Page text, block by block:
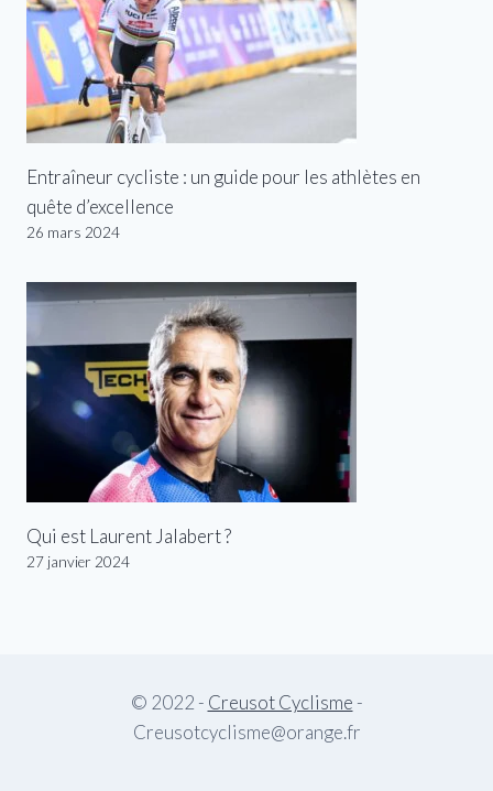
Entraîneur cycliste : un guide pour les athlètes en
quête d’excellence
26 mars 2024
Qui est Laurent Jalabert ?
27 janvier 2024
© 2022 - Creusot Cyclisme -
Creusotcyclisme@orange.fr